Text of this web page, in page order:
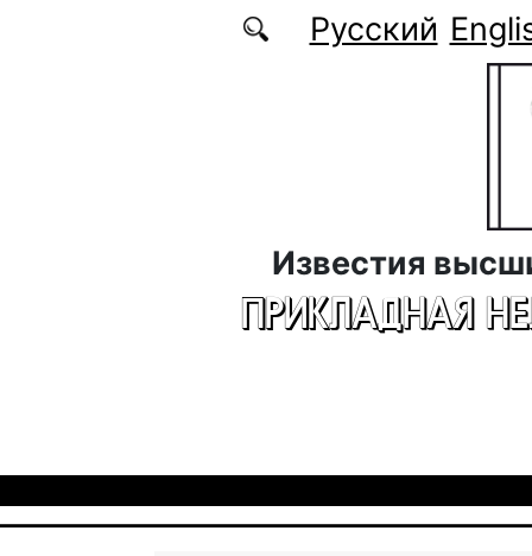
Перейти к основному содержаниюРусский
Известия
ПРИКЛАДНАЯ